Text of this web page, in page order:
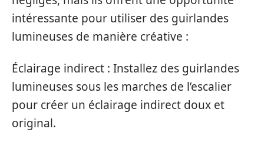
intéressante pour utiliser des guirlandes
lumineuses de manière créative :
Éclairage indirect : Installez des guirlandes
lumineuses sous les marches de l’escalier
pour créer un éclairage indirect doux et
original.